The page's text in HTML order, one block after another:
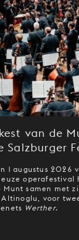
van de
1 augustus 2026
operafestival
Munt samen met
voor
Werther.